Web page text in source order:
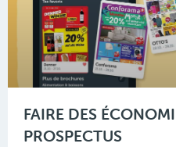
FAIRE DES
PROSPECTUS